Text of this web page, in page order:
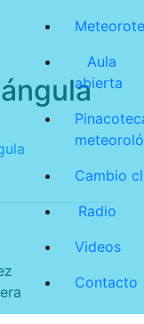
Aula
abierta
Cambio
Radio
Videos
Contacto